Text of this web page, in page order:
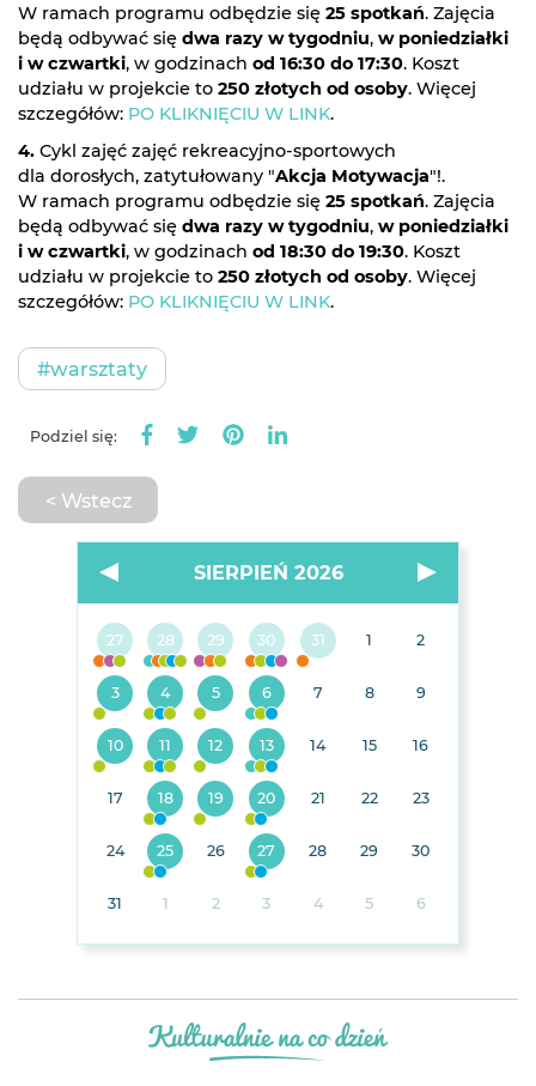
W ramach programu odbędzie się 25 spotkań. Zajęcia
będą odbywać się dwa razy w tygodniu, w poniedziałki
i w czwartki, w godzinach od 16:30 do 17:30. Koszt
udziału w projekcie to 250 złotych od osoby. Więcej
szczegółów: PO KLIKNIĘCIU W LINK.
4. Cykl zajęć zajęć rekreacyjno-sportowych
dla dorosłych, zatytułowany "Akcja Motywacja"!.
W ramach programu odbędzie się 25 spotkań. Zajęcia
będą odbywać się dwa razy w tygodniu, w poniedziałki
i w czwartki, w godzinach od 18:30 do 19:30. Koszt
udziału w projekcie to 250 złotych od osoby. Więcej
szczegółów: PO KLIKNIĘCIU W LINK.
#warsztaty
Podziel się:
< Wstecz
SIERPIEŃ 2026
27 28 29 30 31 1 2
3 4 5 6 7 8 9
10 11 12 13 14 15 16
17 18 19 20 21 22 23
24 25 26 27 28 29 30
31 1 2 3 4 5 6